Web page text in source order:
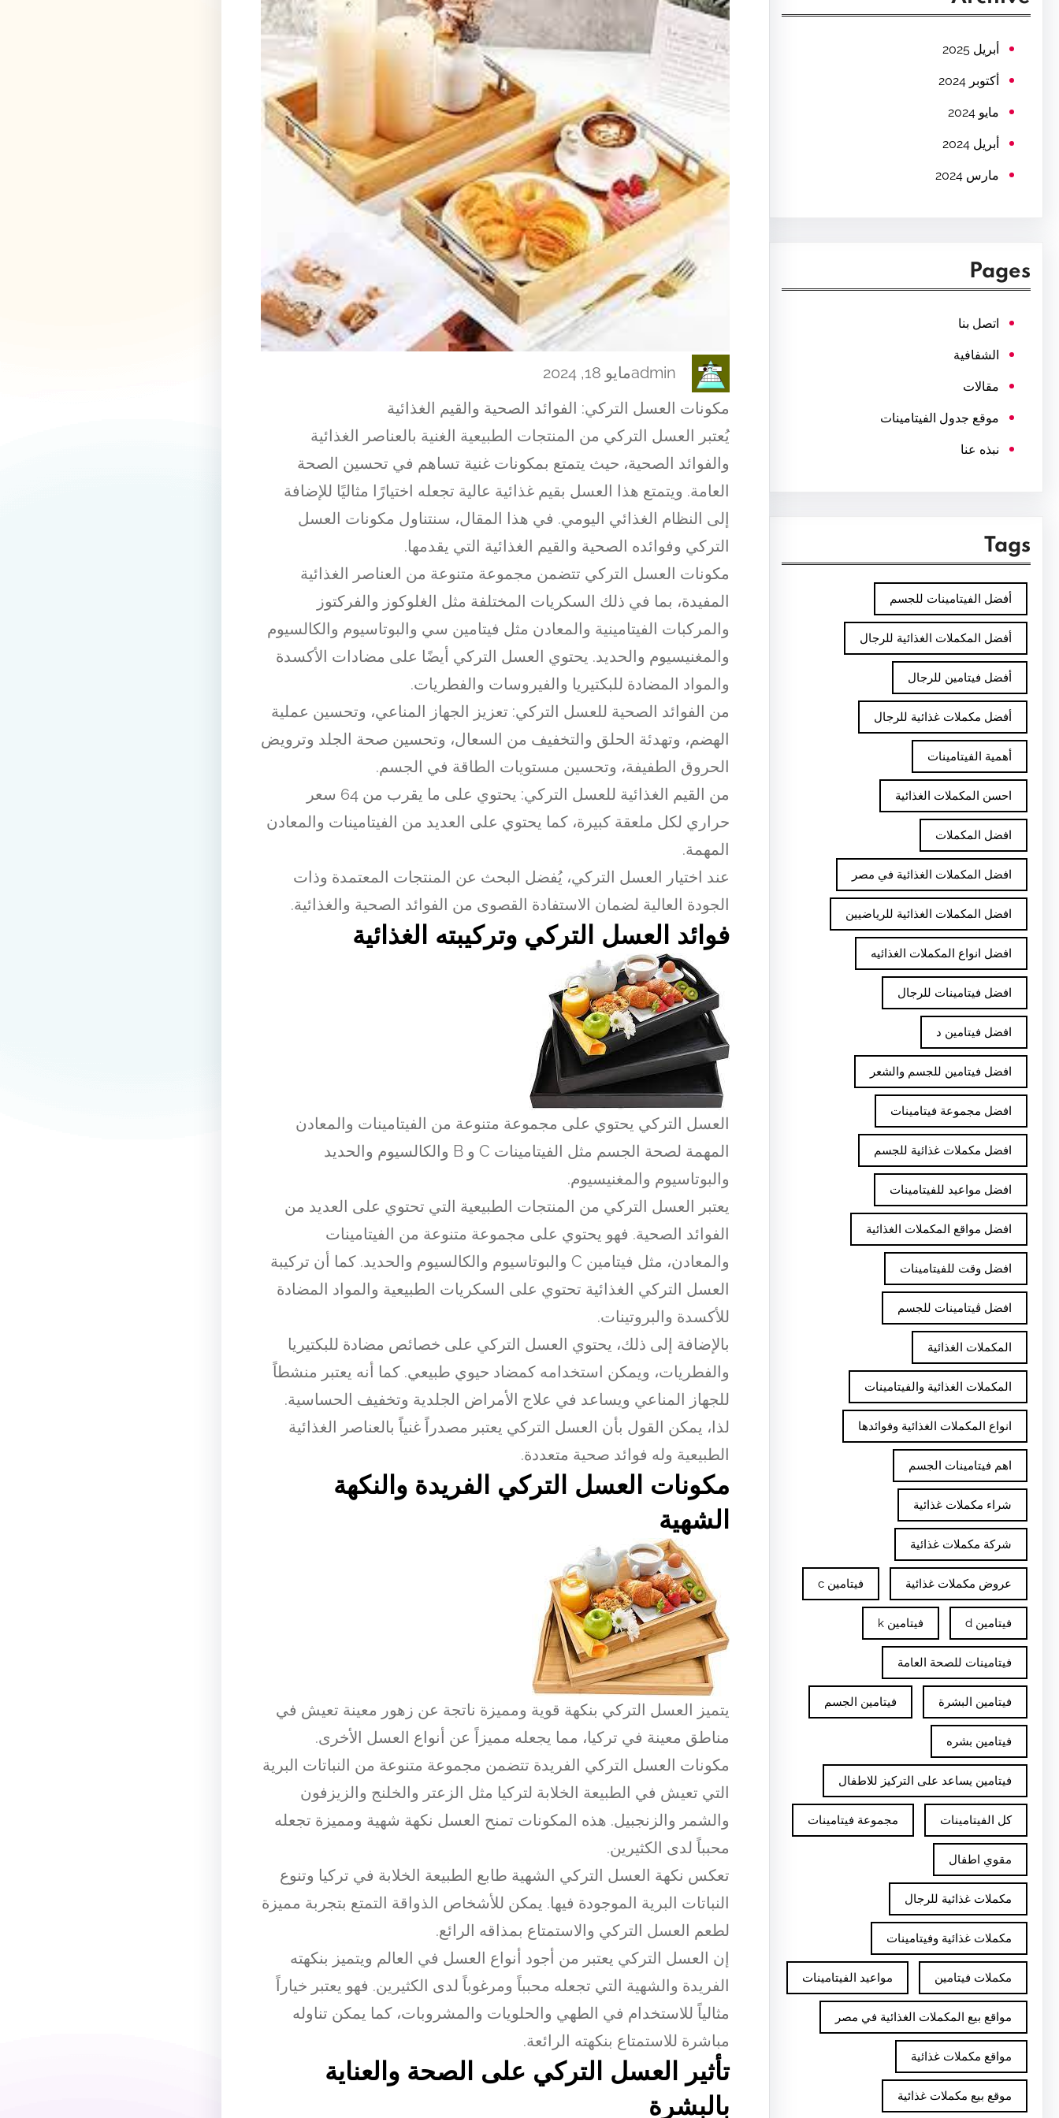
c
أبريل 2025
أكتوبر 2024
مايو 2024
أبريل 2024
مارس 2024
Pages
اتصل بنا
الشفافية
مقالات
موقع جدول الفيتامينات
نبذه عنا
Tags
أفضل الفيتامينات للجسم
أفضل المكملات الغذائية للرجال
أفضل فيتامين للرجال
أفضل مكملات غذائية للرجال
أهمية الفيتامينات
احسن المكملات الغذائية
افضل المكملات
افضل المكملات الغذائية في مصر
افضل المكملات الغذائية للرياضيين
افضل انواع المكملات الغذائيه
افضل فيتامينات للرجال
افضل فيتامين د
افضل فيتامين للجسم والشعر
افضل مجموعة فيتامينات
افضل مكملات غذائية للجسم
افضل مواعيد للفيتامينات
افضل مواقع المكملات الغذائية
افضل وقت للفيتامينات
افضل ڤيتامينات للجسم
المكملات الغذائية
المكملات الغذائية والفيتامينات
انواع المكملات الغذائية وفوائدها
اهم فيتامينات الجسم
شراء مكملات غذائية
شركة مكملات غذائية
عروض مكملات غذائية فيتامين c
فيتامين d فيتامين k
فيتامينات للصحة العامة
فيتامين البشرة فيتامين الجسم
فيتامين بشره
فيتامين يساعد على التركيز للاطفال
كل الفيتامينات مجموعة فيتامينات
مقوي اطفال
مكملات غذائية للرجال
مكملات غذائية وفيتامينات
مكملات فيتامين مواعيد الفيتامينات
مواقع بيع المكملات الغذائية في مصر
مواقع مكملات غذائية
موقع بيع مكملات غذائية
adminمايو 18, 2024
مكونات العسل التركي: الفوائد الصحية والقيم الغذائية
يُعتبر العسل التركي من المنتجات الطبيعية الغنية بالعناصر الغذائية
والفوائد الصحية، حيث يتمتع بمكونات غنية تساهم في تحسين الصحة
العامة. ويتمتع هذا العسل بقيم غذائية عالية تجعله اختيارًا مثاليًا للإضافة
إلى النظام الغذائي اليومي. في هذا المقال، سنتناول مكونات العسل
التركي وفوائده الصحية والقيم الغذائية التي يقدمها.
مكونات العسل التركي تتضمن مجموعة متنوعة من العناصر الغذائية
المفيدة، بما في ذلك السكريات المختلفة مثل الغلوكوز والفركتوز
والمركبات الفيتامينية والمعادن مثل فيتامين سي والبوتاسيوم والكالسيوم
والمغنيسيوم والحديد. يحتوي العسل التركي أيضًا على مضادات الأكسدة
والمواد المضادة للبكتيريا والفيروسات والفطريات.
من الفوائد الصحية للعسل التركي: تعزيز الجهاز المناعي، وتحسين عملية
الهضم، وتهدئة الحلق والتخفيف من السعال، وتحسين صحة الجلد وترويض
الحروق الطفيفة، وتحسين مستويات الطاقة في الجسم.
من القيم الغذائية للعسل التركي: يحتوي على ما يقرب من 64 سعر
حراري لكل ملعقة كبيرة، كما يحتوي على العديد من الفيتامينات والمعادن
المهمة.
عند اختيار العسل التركي، يُفضل البحث عن المنتجات المعتمدة وذات
الجودة العالية لضمان الاستفادة القصوى من الفوائد الصحية والغذائية.
فوائد العسل التركي وتركيبته الغذائية
العسل التركي يحتوي على مجموعة متنوعة من الفيتامينات والمعادن
المهمة لصحة الجسم مثل الفيتامينات C و B والكالسيوم والحديد
والبوتاسيوم والمغنيسيوم.
يعتبر العسل التركي من المنتجات الطبيعية التي تحتوي على العديد من
الفوائد الصحية. فهو يحتوي على مجموعة متنوعة من الفيتامينات
والمعادن، مثل فيتامين C والبوتاسيوم والكالسيوم والحديد. كما أن تركيبة
العسل التركي الغذائية تحتوي على السكريات الطبيعية والمواد المضادة
للأكسدة والبروتينات.
بالإضافة إلى ذلك، يحتوي العسل التركي على خصائص مضادة للبكتيريا
والفطريات، ويمكن استخدامه كمضاد حيوي طبيعي. كما أنه يعتبر منشطاً
للجهاز المناعي ويساعد في علاج الأمراض الجلدية وتخفيف الحساسية.
لذا، يمكن القول بأن العسل التركي يعتبر مصدراً غنياً بالعناصر الغذائية
الطبيعية وله فوائد صحية متعددة.
مكونات العسل التركي الفريدة والنكهة
الشهية
يتميز العسل التركي بنكهة قوية ومميزة ناتجة عن زهور معينة تعيش في
مناطق معينة في تركيا، مما يجعله مميزاً عن أنواع العسل الأخرى.
مكونات العسل التركي الفريدة تتضمن مجموعة متنوعة من النباتات البرية
التي تعيش في الطبيعة الخلابة لتركيا مثل الزعتر والخلنج والزيزفون
والشمر والزنجبيل. هذه المكونات تمنح العسل نكهة شهية ومميزة تجعله
محبباً لدى الكثيرين.
تعكس نكهة العسل التركي الشهية طابع الطبيعة الخلابة في تركيا وتنوع
النباتات البرية الموجودة فيها. يمكن للأشخاص الذواقة التمتع بتجربة مميزة
لطعم العسل التركي والاستمتاع بمذاقه الرائع.
إن العسل التركي يعتبر من أجود أنواع العسل في العالم ويتميز بنكهته
الفريدة والشهية التي تجعله محبباً ومرغوباً لدى الكثيرين. فهو يعتبر خياراً
مثالياً للاستخدام في الطهي والحلويات والمشروبات، كما يمكن تناوله
مباشرة للاستمتاع بنكهته الرائعة.
تأثير العسل التركي على الصحة والعناية
بالبشرة